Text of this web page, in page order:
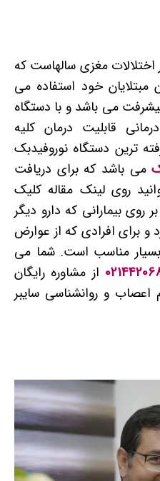
مغزی سالهاست که
مبتلایان خود استفاده می
می باشد و با دستگاه
قابلیت درمان کلیه
ترین دستگاه نوروفیدبک
می باشد که برای دریافت
روی لینک مقاله کلیک
روی بیمارانی که دارو دیگر
و برای افرادی که از عوارض
مناسب است. شما می
از مشاوره رایگان
و روانشناسی سایبر